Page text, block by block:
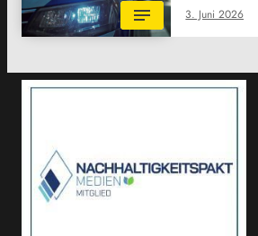
3. Juni 2026